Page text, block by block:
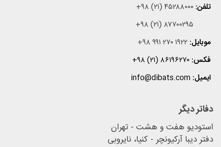
تلفن: +۹۸ (۲۱) ۴۵۲۸۸۰۰۰
+۹۸ (۲۱) ۸۷۷۰۰۲۹۵
موبایل: +۹۸ ۹۹۱ ۲۷۰ ۱۹۲۲
فکس: +۹۸ (۲۱) ۸۶۱۹۶۲۷۰
ایمیل: info@dibats.com
دفاتر دیگر
استودیو هفت و هشت - تهران
دفتر دیبا آرکیونچر - کنیا، نایروبی